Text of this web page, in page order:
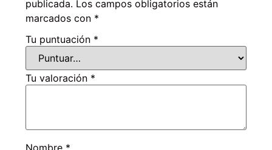
publicada. Los campos obligatorios están
marcados con *
Tu puntuación *
Tu valoración *